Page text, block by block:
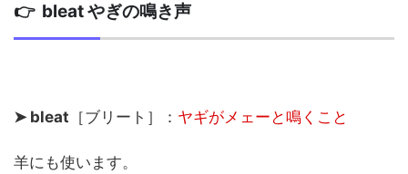
👉 bleat やぎの鳴き声
➤ bleat ［ブリート］： ヤギがメェーと鳴くこと
羊にも使います。